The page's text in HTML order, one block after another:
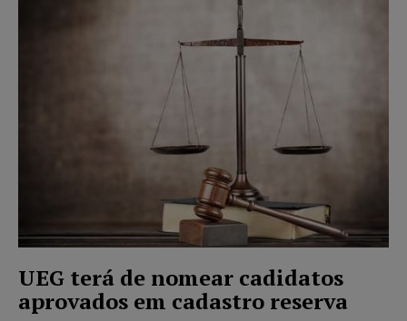
UEG terá de nomear cadidatos
aprovados em cadastro reserva